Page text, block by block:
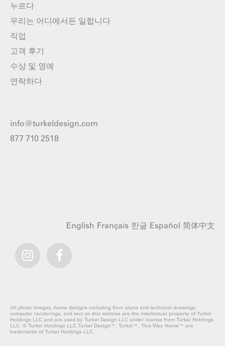
누르다
우리는 어디에서든 일합니다
직업
고객 후기
수상 및 영예
연락하다
info@turkeldesign.com
877 710 2518
English Français 한글 Español 简体中文
All photo images, home designs including floor plans and technical drawings,
computer renderings, and text on this website are the intellectual property of Turkel
Holdings LLC and are used by Turkel Design LLC under license from Turkel Holdings
LLC. © Turkel Holdings LLC.Turkel Design™, Turkel™, This Way Home™ are
trademarks of Turkel Holdings LLC.